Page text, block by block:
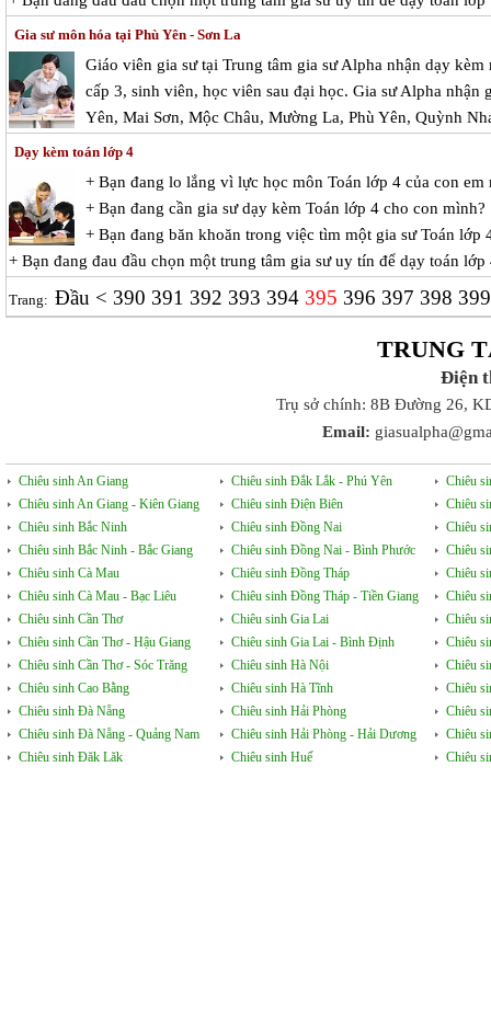
Gia sư môn hóa tại Phù Yên - Sơn La
Giáo viên gia sư tại Trung tâm gia sư Alpha nhận dạy
cấp 3, sinh viên, học viên sau đại học. Gia sư Alpha nhận
Yên, Mai Sơn, Mộc Châu, Mường La, Phù Yên, Quỳnh
Dạy kèm toán lớp 4
+ Bạn đang lo lắng vì lực học môn Toán lớp 4 của con em
+ Bạn đang cần gia sư dạy kèm Toán lớp 4 cho con mình?
+ Bạn đang băn khoăn trong việc tìm một gia sư Toán lớp
+ Bạn đang đau đầu chọn một trung tâm gia sư uy tín để dạy toán lớp
Trang: Đầu < 390 391 392 393 394 395 396 397 398
TRUNG
Điện
Trụ sở chính: 8B Đường 26,
Email:
Chiêu sinh An Giang
Chiêu sinh An Giang - Kiên Giang
Chiêu sinh Bắc Ninh
Chiêu sinh Bắc Ninh - Bắc Giang
Chiêu sinh Cà Mau
Chiêu sinh Cà Mau - Bạc Liêu
Chiêu sinh Cần Thơ
Chiêu sinh Cần Thơ - Hậu Giang
Chiêu sinh Cần Thơ - Sóc Trăng
Chiêu sinh Cao Bằng
Chiêu sinh Đà Nẵng
Chiêu sinh Đà Nẵng - Quảng Nam
Chiêu sinh Đăk Lăk
Chiêu sinh Đắk Lắk - Phú Yên
Chiêu sinh Điện Biên
Chiêu sinh Đồng Nai
Chiêu sinh Đồng Nai - Bình Phước
Chiêu sinh Đồng Tháp
Chiêu sinh Đồng Tháp - Tiền Giang
Chiêu sinh Gia Lai
Chiêu sinh Gia Lai - Bình Định
Chiêu sinh Hà Nội
Chiêu sinh Hà Tĩnh
Chiêu sinh Hải Phòng
Chiêu sinh Hải Phòng - Hải Dương
Chiêu sinh Huế
Chiêu
Chiêu
Chiêu
Chiêu
Chiêu
Chiêu
Chiêu
Chiêu
Chiêu
Chiêu
Chiêu
Chiêu
Chiêu